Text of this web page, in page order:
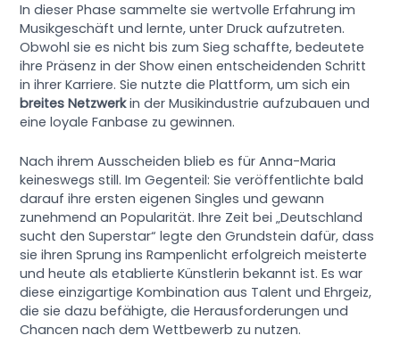
In dieser Phase sammelte sie wertvolle Erfahrung im
Musikgeschäft und lernte, unter Druck aufzutreten.
Obwohl sie es nicht bis zum Sieg schaffte, bedeutete
ihre Präsenz in der Show einen entscheidenden Schritt
in ihrer Karriere. Sie nutzte die Plattform, um sich ein
breites Netzwerkin der Musikindustrie aufzubauen und
eine loyale Fanbase zu gewinnen.
Nach ihrem Ausscheiden blieb es für Anna-Maria
keineswegs still. Im Gegenteil: Sie veröffentlichte bald
darauf ihre ersten eigenen Singles und gewann
zunehmend an Popularität. Ihre Zeit bei „Deutschland
sucht den Superstar“ legte den Grundstein dafür, dass
sie ihren Sprung ins Rampenlicht erfolgreich meisterte
und heute als etablierte Künstlerin bekannt ist. Es war
diese einzigartige Kombination aus Talent und Ehrgeiz,
die sie dazu befähigte, die Herausforderungen und
Chancen nach dem Wettbewerb zu nutzen.